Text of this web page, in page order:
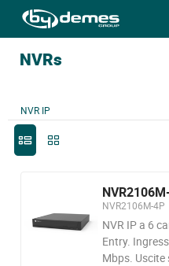
NVRs
NVR IP
NVR2106M-4P
NVR IP a 6
Entry.
Mbps. Uscite